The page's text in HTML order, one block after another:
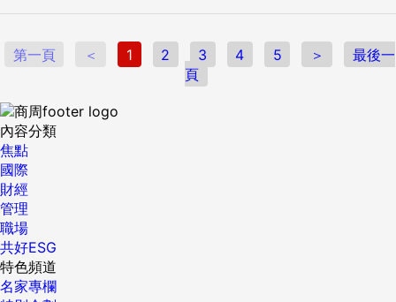
第一頁 ＜ 1 2 3 4 5 ＞
最後一
頁
內容分類
焦點
國際
財經
管理
職場
共好ESG
特色頻道
名家專欄